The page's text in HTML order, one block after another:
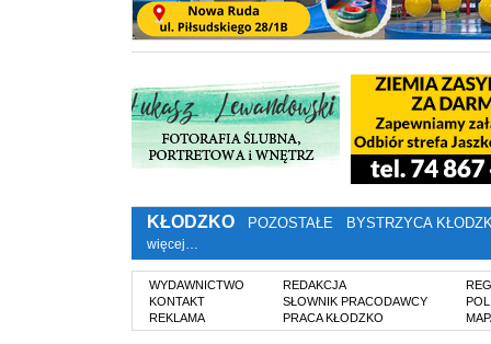
KŁODZKO POZOSTAŁE BYSTRZYCA
więcej…
WYDAWNICTWO
KONTAKT
REKLAMA
REDAKCJA
SŁOWNIK PRACODAWCY
PRACA KŁODZKO